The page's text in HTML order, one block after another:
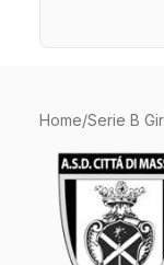
Home/Serie B